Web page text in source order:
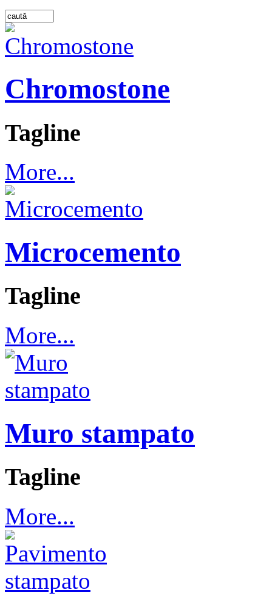
Chromostone
Tagline
More...
Microcemento
Tagline
More...
Muro stampato
Tagline
More...